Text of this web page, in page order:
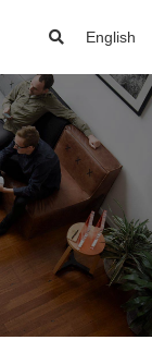
English